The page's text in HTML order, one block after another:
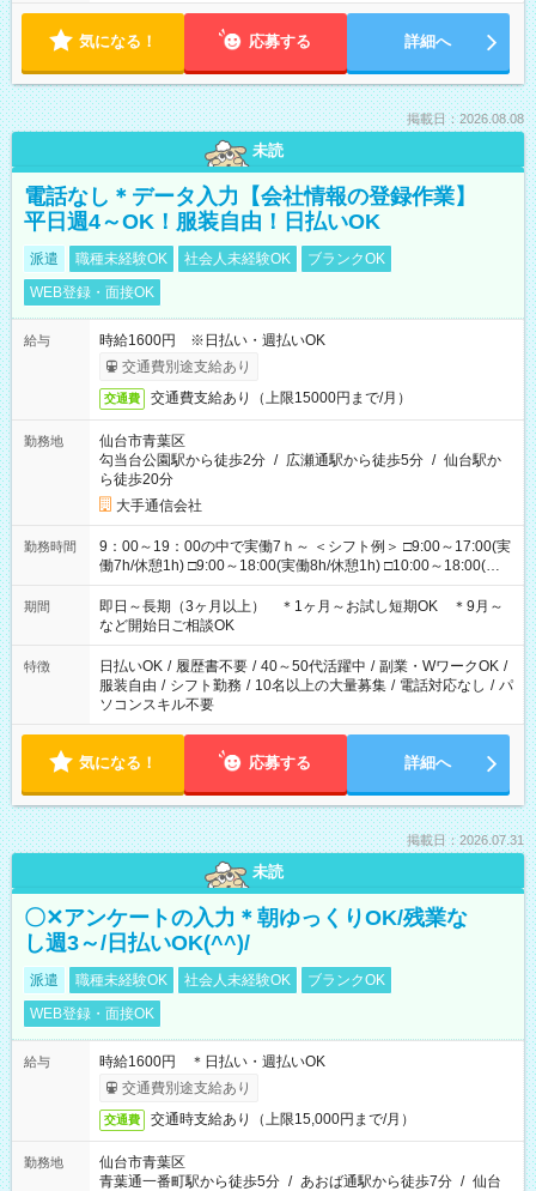
気になる！ 応募する 詳細へ
掲載日：2026.08.08
未読
電話なし＊データ入力【会社情報の登録作業】
平日週4～OK！服装自由！日払いOK
派遣 職種未経験OK 社会人未経験OK
ブランクOK
WEB登録・面接OK
給与
時給1600円 ※日払い・週払いOK
交通費別途支給あり
交通費 交通費支給あり（上限15000円まで/月）
勤務地
仙台市青葉区
勾当台公園駅から徒歩2分 / 広瀬通駅から徒歩5分 / 仙台駅か
ら徒歩20分
大手通信会社
勤務時間
9：00～19：00の中で実働7ｈ～ ＜シフト例＞ □9:00～17:00(実
働7h/休憩1h) □9:00～18:00(実働8h/休憩1h) □10:00～18:00(実
働7h/休憩1h) □10:00～19:00(実働8h/休憩1h) ＊時間固定ＯＫ
期間
即日～長期（3ヶ月以上） ＊1ヶ月～お試し短期OK ＊9月～
など開始日ご相談OK
特徴 日払いOK / 履歴書不要 / 40～50代活躍中 / 副業・WワークOK /
服装自由 / シフト勤務 / 10名以上の大量募集 / 電話対応なし / パ
ソコンスキル不要
気になる！ 応募する 詳細へ
掲載日：2026.07.31
未読
〇✕アンケートの入力＊朝ゆっくりOK/残業な
し週3～/日払いOK(^^)/
派遣 職種未経験OK 社会人未経験OK
ブランクOK
WEB登録・面接OK
給与
時給1600円 ＊日払い・週払いOK
交通費別途支給あり
交通費 交通時支給あり（上限15,000円まで/月）
勤務地
仙台市青葉区
青葉通一番町駅から徒歩5分 / あおば通駅から徒歩7分 / 仙台